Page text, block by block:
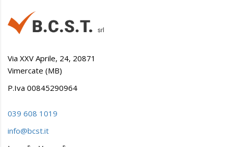
Via XXV Aprile, 24, 20871
Vimercate (MB)
P.Iva 00845290964
039 608 1019
info@bcst.it